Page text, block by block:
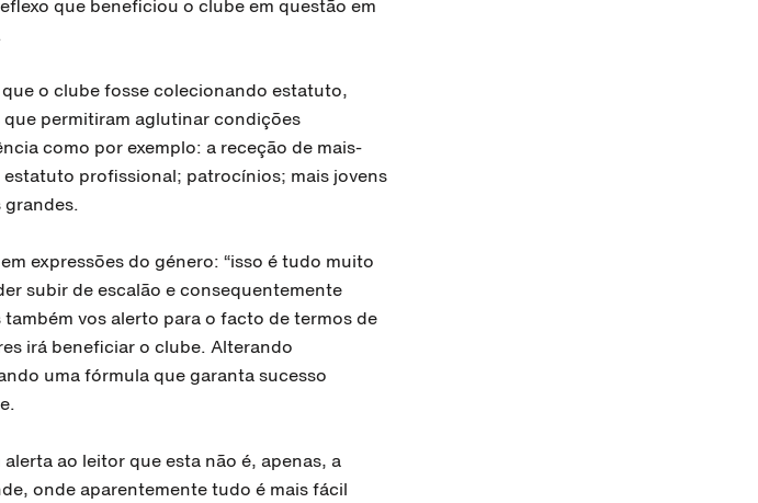
o clube fosse colecionando estatuto,
permitiram aglutinar condições
como por exemplo: a receção de mais-
profissional; patrocínios; mais jovens
expressões do género: “isso é tudo muito
subir de escalão e consequentemente
vos alerto para o facto de termos de
irá beneficiar o clube. Alterando
uma fórmula que garanta sucesso
ao leitor que esta não é, apenas, a
onde aparentemente tudo é mais fácil